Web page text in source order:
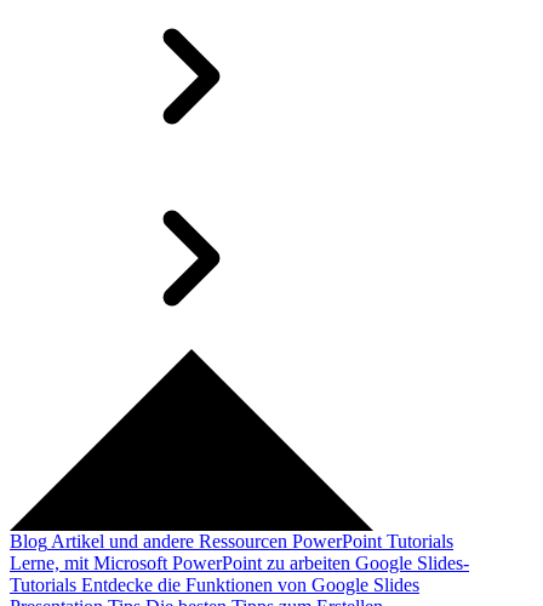
Blog Artikel und andere Ressourcen PowerPoint Tutorials
Lerne, mit Microsoft PowerPoint zu arbeiten Google Slides-
Tutorials Entdecke die Funktionen von Google Slides